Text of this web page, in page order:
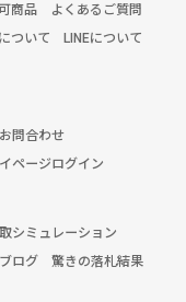
商品
よくあるご質問
ついて
LINEについて
問合わせ
ページログイン
シミュレーション
ログ
驚きの落札結果